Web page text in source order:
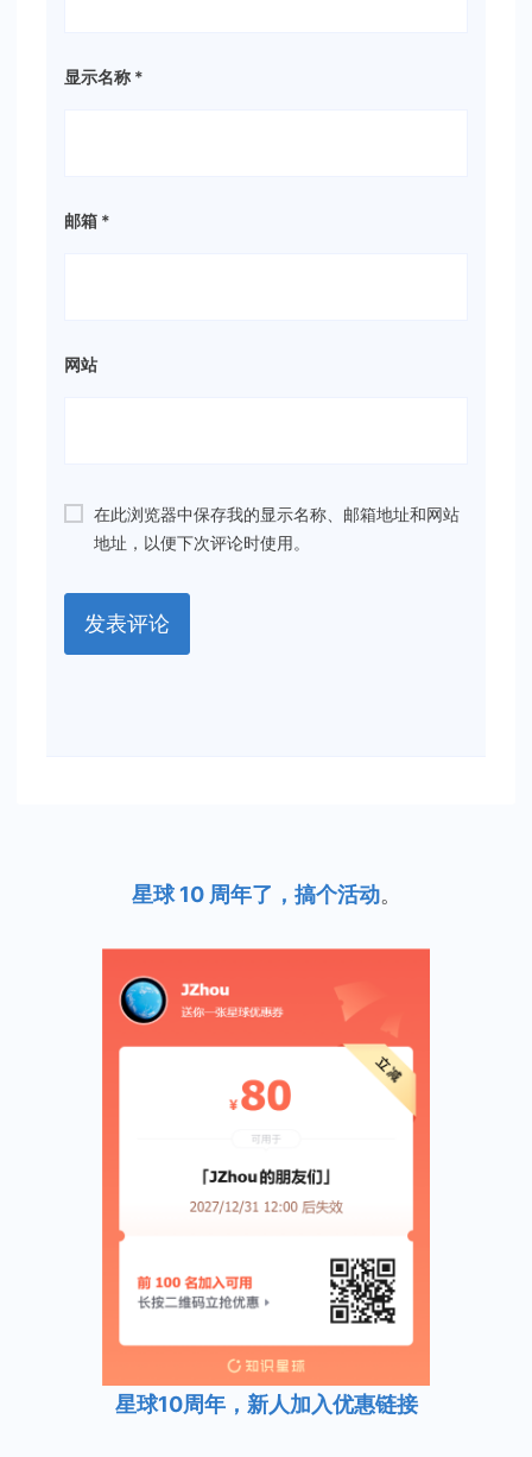
显示名称 *
邮箱 *
网站
在此浏览器中保存我的显示名称、邮箱地址和网站
地址，以便下次评论时使用。
星球 10 周年了，搞个活动。
星球10周年，新人加入优惠链接